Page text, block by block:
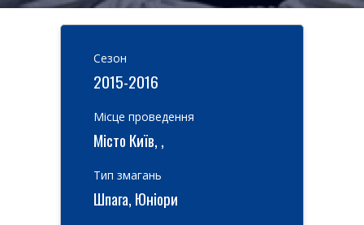
Cезон
2015-2016
Місце проведення
Місто Київ, ,
Тип змагань
Шпага, Юніори